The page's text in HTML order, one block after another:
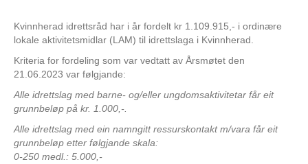
Kvinnherad idrettsråd har i år fordelt kr 1.109.915,- i ordinære
lokale aktivitetsmidlar (LAM) til idrettslaga i Kvinnherad.
Kriteria for fordeling som var vedtatt av Årsmøtet den
21.06.2023 var følgjande:
Alle idrettslag med barne- og/eller ungdomsaktivitetar får eit
grunnbeløp på kr. 1.000,-.
Alle idrettslag med ein namngitt ressurskontakt m/vara får eit
grunnbeløp etter følgjande skala:
0-250 medl.: 5.000,-